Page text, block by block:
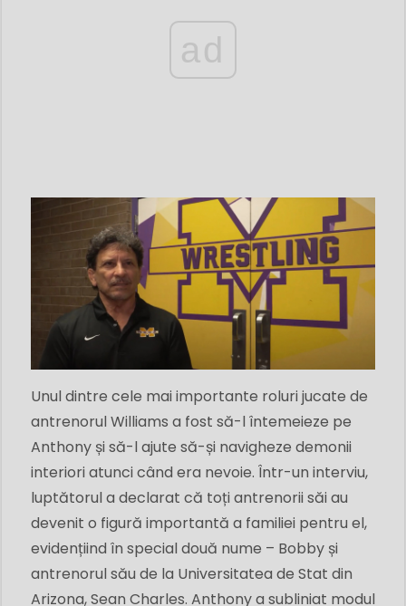
ad
Unul dintre cele mai importante roluri jucate de
antrenorul Williams a fost să-l întemeieze pe
Anthony și să-l ajute să-și navigheze demonii
interiori atunci când era nevoie. Într-un interviu,
luptătorul a declarat că toți antrenorii săi au
devenit o figură importantă a familiei pentru el,
evidențiind în special două nume – Bobby și
antrenorul său de la Universitatea de Stat din
Arizona, Sean Charles. Anthony a subliniat modul